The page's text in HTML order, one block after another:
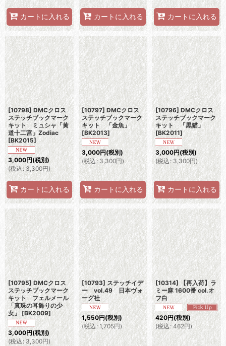
カートに入れる カートに入れる カートに入れる
[10798] DMCクロス
ステッチブックマーク
キット ミュシャ「黄
道十二宮」Zodiac
[BK2015]
3,000円(税別)
(税込: 3,300円)
カートに入れる
[10797] DMCクロス
ステッチブックマーク
キット 「金魚」
[BK2013]
3,000円(税別)
(税込: 3,300円)
カートに入れる
[10796] DMCクロス
ステッチブックマーク
キット 「黒猫」
[BK2011]
3,000円(税別)
(税込: 3,300円)
カートに入れる
[10795] DMCクロス
ステッチブックマーク
キット フェルメール
「真珠の耳飾りの少
女」 [BK2009]
3,000円(税別)
(税込: 3,300円)
[10793] ステッチイデ
ー vol.49 日本ヴォ
ーグ社
1,550円(税別)
(税込: 1,705円)
[10314] 【再入荷】ラ
ミー麻 1600番 col.オ
フ白
420円(税別)
(税込: 462円)